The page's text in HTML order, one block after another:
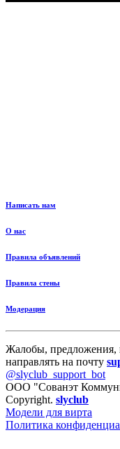
Написать нам
О нас
Правила объявлений
Правила стены
Модерация
Жалобы, предложения,
направлять на почту
@slyclub_support_bot
ООО "Сованэт
Copyright. slyclub
Модели для вирта
Политика